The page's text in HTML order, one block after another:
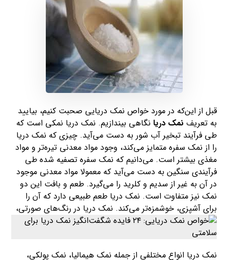
قبل از این‌که در مورد خواص نمک دریایی صحبت کنیم، بیایید
به تعریف نمک دریا نگاهی بیندازیم. نمک دریا نمکی است که
طی فرآیند تبخیر آب شور به دست می‌آید. چیزی که نمک دریا
را از نمک سفره متمایز می‌کند، وجود مواد معدنی تیره‌تر و مواد
مغذی بیشتر است. می‌دانیم که نمک سفره تصفیه شده طی
فرآیندی سنگین به دست می‌آید که معمولا مواد معدنی موجود
در آن به غیر از سدیم و کلرید را می‌گیرد. طعم و بافت این دو
نمک نیز متفاوت است. نمک دریا طعم طبیعی دارد که آن را
برای آشپزی، خوشمزه‌تر می‌کند. نمک دریا در رنگ‌های صورتی،
نمک دریا انواع مختلفی از جمله نمک هیمالیا، نمک پولکی،